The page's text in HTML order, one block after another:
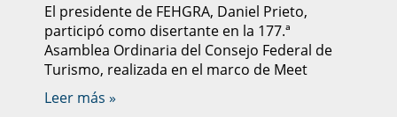
El presidente de FEHGRA, Daniel Prieto,
participó como disertante en la 177.ª
Asamblea Ordinaria del Consejo Federal de
Turismo, realizada en el marco de Meet
Leer más »